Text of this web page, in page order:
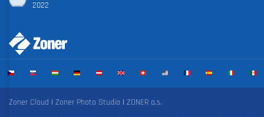
2022
Zoner Cloud | Zoner Photo Studio | ZONER a.s.